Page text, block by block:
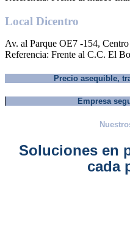
Local Dicentro
Av. al Parque OE7 -154,
Referencia: Frente al C.C. El
Precio asequible,
Empresa
Soluciones en
cada